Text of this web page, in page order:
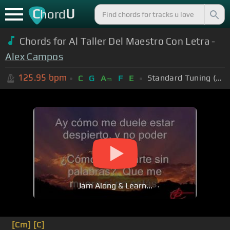
ChordU
Chords for Al Taller Del Maestro Con Letra -
Alex Campos
125.95 bpm C G Am F E Standard Tuning (EADGBE)
Jam Along & Learn...
[Cm] [C]